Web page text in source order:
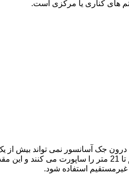
های کناری یا مرکزی است.
جک آسانسور نمی تواند بیش از